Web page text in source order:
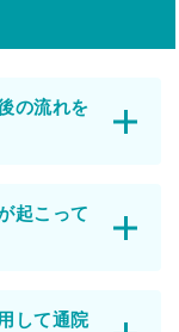
の流れを
起こって
して通院